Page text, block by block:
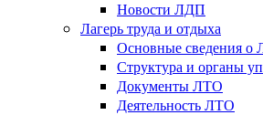
Новости ЛДП
Лагерь труда и отдыха
Основные сведения о
Структура и органы
Документы ЛТО
Деятельность ЛТО